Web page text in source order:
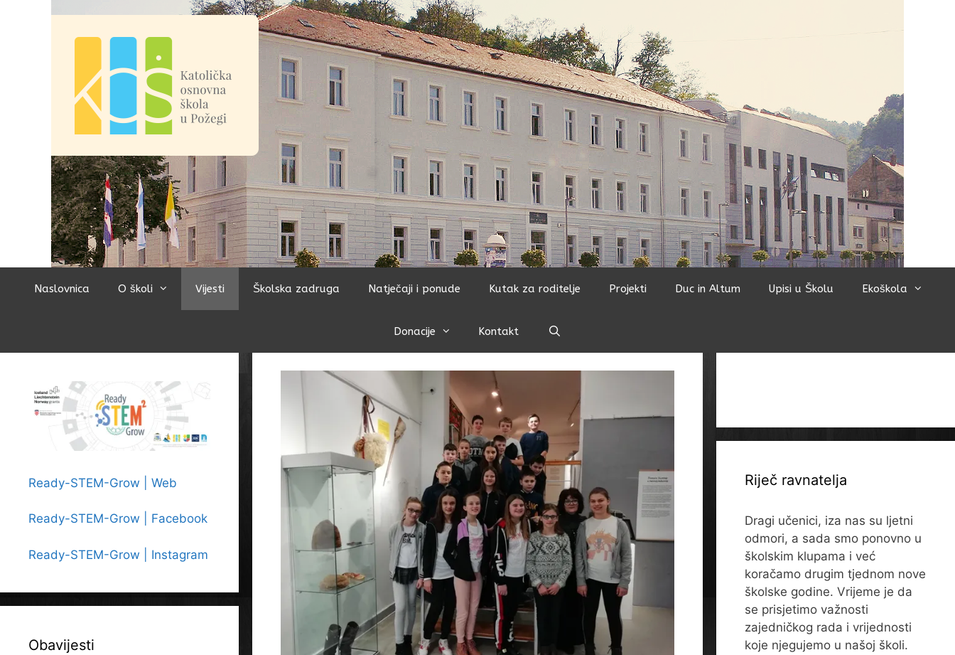
Naslovnica O školi Vijesti Školska zadruga Natječaji i ponude Kutak za roditelje Projekti Duc in Altum Upisi u Školu Ekoškola
Donacije Kontakt
Ready-STEM-Grow | Web
Ready-STEM-Grow | Facebook
Ready-STEM-Grow | Instagram
Obavijesti
Riječ ravnatelja
Dragi učenici, iza nas su ljetni
odmori, a sada smo ponovno u
školskim klupama i već
koračamo drugim tjednom nove
školske godine. Vrijeme je da
se prisjetimo važnosti
zajedničkog rada i vrijednosti
koje njegujemo u našoj školi.